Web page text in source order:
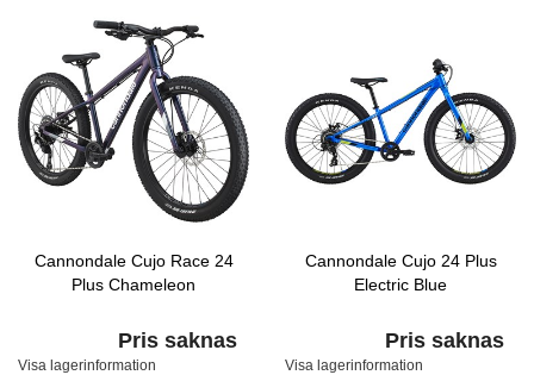
Cannondale Cujo Race 24
Plus Chameleon
Pris saknas
Visa lagerinformation
Cannondale Cujo 24 Plus
Electric Blue
Pris saknas
Visa lagerinformation